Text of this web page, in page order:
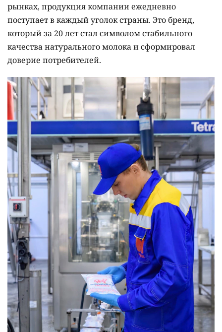
рынках, продукция компании ежедневно
поступает в каждый уголок страны. Это бренд,
который за 20 лет стал символом стабильного
качества натурального молока и сформировал
доверие потребителей.